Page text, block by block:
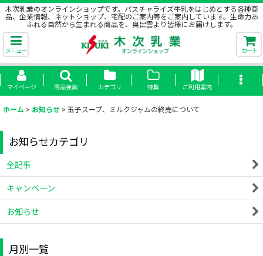
木次乳業のオンラインショップです。パスチャライズ牛乳をはじめとする各種商
品、企業情報、ネットショップ、宅配のご案内等をご案内しています。生命力あ
ふれる自然から生まれる商品を、奥出雲より皆様にお届けします。
メニュー カート
マイページ 商品検索 カテゴリ 特集 ご利用案内
ホーム > お知らせ > 玉子スープ、ミルクジャムの終売について
お知らせカテゴリ
全記事
キャンペーン
お知らせ
月別一覧